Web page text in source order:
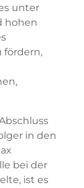
unter
hohen
fördern,
in den
bei der
ist es